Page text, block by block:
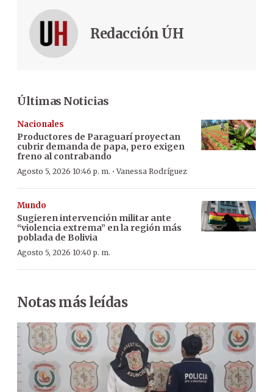
Redacción ÚH
Últimas Noticias
Nacionales
Productores de Paraguarí proyectan
cubrir demanda de papa, pero exigen
freno al contrabando
Agosto 5, 2026 10:46 p. m. ·Vanessa Rodríguez
Mundo
Sugieren intervención militar ante
“violencia extrema” en la región más
poblada de Bolivia
Agosto 5, 2026 10:40 p. m.
Notas más leídas